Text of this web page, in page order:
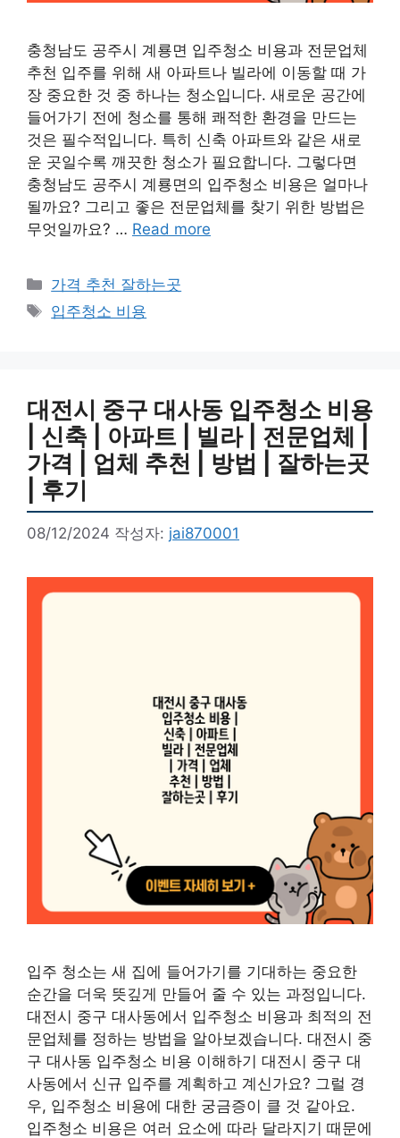
충청남도 공주시 계룡면 입주청소 비용과 전문업체
추천 입주를 위해 새 아파트나 빌라에 이동할 때 가
장 중요한 것 중 하나는 청소입니다. 새로운 공간에
들어가기 전에 청소를 통해 쾌적한 환경을 만드는
것은 필수적입니다. 특히 신축 아파트와 같은 새로
운 곳일수록 깨끗한 청소가 필요합니다. 그렇다면
충청남도 공주시 계룡면의 입주청소 비용은 얼마나
될까요? 그리고 좋은 전문업체를 찾기 위한 방법은
무엇일까요? … Read more
카
테
고
가격 추천 잘하는곳
태
입주청소 비용
대전시 중구 대사동 입주청소 비용
| 신축 | 아파트 | 빌라 | 전문업체 |
가격 | 업체 추천 | 방법 | 잘하는곳
| 후기
08/12/2024 작성자: jai870001
입주 청소는 새 집에 들어가기를 기대하는 중요한
순간을 더욱 뜻깊게 만들어 줄 수 있는 과정입니다.
대전시 중구 대사동에서 입주청소 비용과 최적의 전
문업체를 정하는 방법을 알아보겠습니다. 대전시 중
구 대사동 입주청소 비용 이해하기 대전시 중구 대
사동에서 신규 입주를 계획하고 계신가요? 그럴 경
우, 입주청소 비용에 대한 궁금증이 클 것 같아요.
입주청소 비용은 여러 요소에 따라 달라지기 때문에